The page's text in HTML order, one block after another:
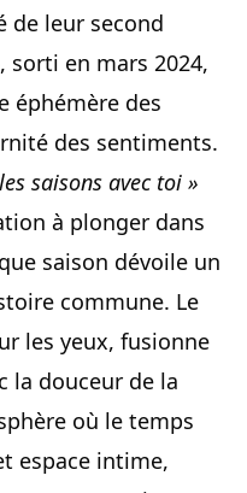
de leur second
, sorti en mars 2024,
éphémère des
des sentiments.
saisons avec toi »
à plonger dans
saison dévoile un
commune. Le
les yeux, fusionne
la douceur de la
où le temps
espace intime,